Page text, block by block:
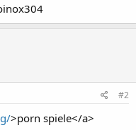
#2
>porn spiele</a>